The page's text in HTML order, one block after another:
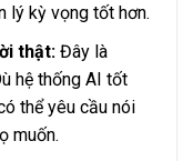
lý kỳ vọng tốt hơn.
thật:Đây là
hệ thống AI tốt
thể yêu cầu nói
muốn.